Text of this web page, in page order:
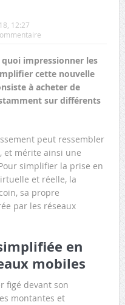
12:27
impressionner les
cette nouvelle
à acheter de
sur différents
peut ressembler
et mérite ainsi une
simplifier la prise en
et réelle, la
sa propre
par les réseaux
en
mobiles
figé devant son
montantes et